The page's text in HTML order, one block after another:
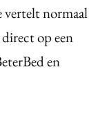
vertelt normaal
op een
en